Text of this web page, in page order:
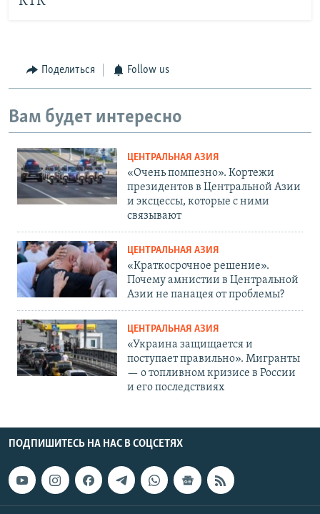
Поделиться Follow us
Вам будет интересно
ЦЕНТРАЛЬНАЯ АЗИЯ
«Очень помпезно». Кортежи
президентов в Центральной Азии
и эксцессы, которые с ними
связывают
ЦЕНТРАЛЬНАЯ АЗИЯ
«Краткосрочное решение».
Почему амнистии в Центральной
Азии не панацея от проблемы?
ЦЕНТРАЛЬНАЯ АЗИЯ
«Украина защищается и
поступает правильно». Мигранты
— о топливном кризисе в России
и его последствиях
ПОДПИШИТЕСЬ НА НАС В СОЦСЕТЯХ